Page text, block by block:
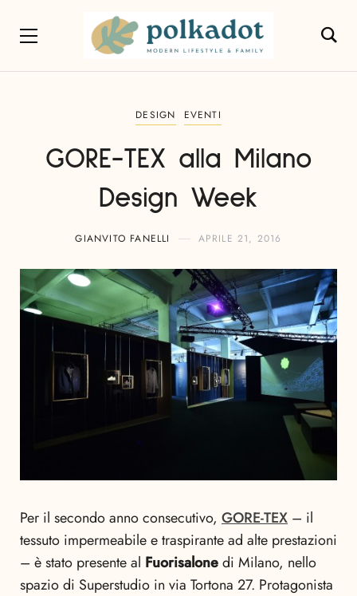
DESIGN EVENTI
GORE-TEX alla Milano
Design Week
GIANVITO FANELLI APRILE 21, 2016
Per il secondo anno consecutivo, GORE-TEX – il
tessuto impermeabile e traspirante ad alte prestazioni
– è stato presente al Fuorisalonedi Milano, nello
spazio di Superstudio in via Tortona 27. Protagonista